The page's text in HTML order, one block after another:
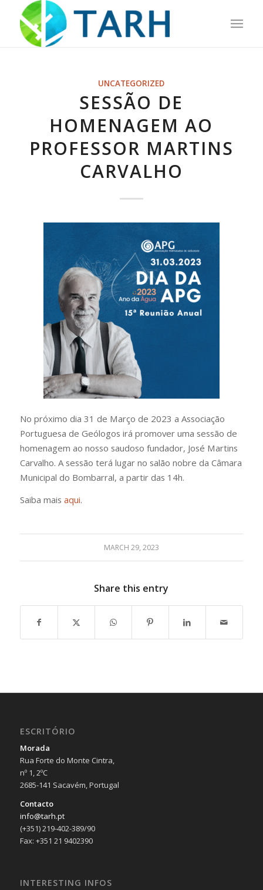
UNCATEGORIZED
SESSÃO DE
HOMENAGEM AO
PROFESSOR MARTINS
CARVALHO
No próximo dia 31 de Março de 2023 a Associação
Portuguesa de Geólogos irá promover uma sessão de
homenagem ao nosso saudoso fundador, José Martins
Carvalho. A sessão terá lugar no salão nobre da Câmara
Municipal do Bombarral, a partir das 14h.
Saiba mais aqui.
MARCH 29, 2023
Share this entry
ESCRITÓRIO
Morada
Rua Forte do Monte Cintra,
nº 1, 2ºC
2685-141 Sacavém, Portugal
Contacto
info@tarh.pt
(+351) 219-402-389/90
Fax: +351 21 9402390
INTERESTING INFOS